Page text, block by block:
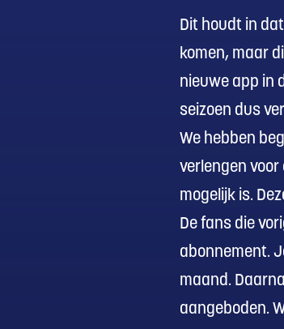
Dit houdt in
komen, maar
nieuwe app in
seizoen dus
We hebben
verlengen voor
mogelijk is.
De fans die
abonnement.
maand.
aangeboden.